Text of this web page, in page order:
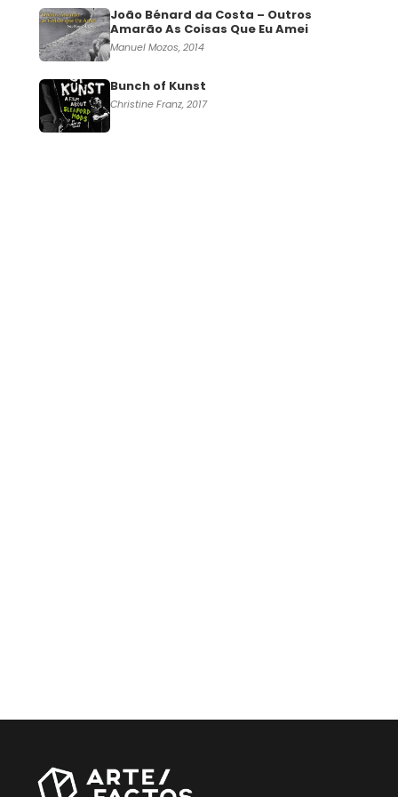
João Bénard da Costa – Outros
Amarão As Coisas Que Eu Amei
Manuel Mozos, 2014
Bunch of Kunst
Christine Franz, 2017